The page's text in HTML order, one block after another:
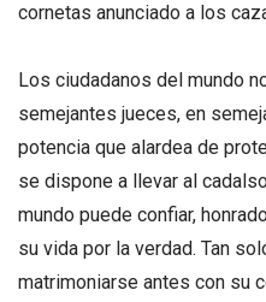
cornetas anunciado a los
Los ciudadanos del mundo
semejantes jueces, en
potencia que alardea de
se dispone a llevar al
mundo puede confiar,
su vida por la verdad. Tan
matrimoniarse antes con su